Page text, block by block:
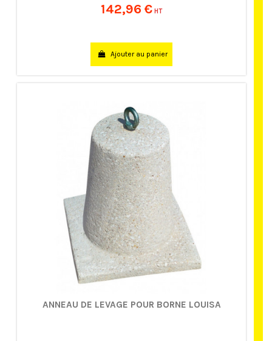
142,96 € HT
Ajouter au panier
ANNEAU DE LEVAGE POUR BORNE LOUISA